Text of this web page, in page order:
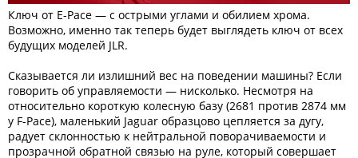
Ключ от E-Pace — с острыми углами и обилием хрома.
Возможно, именно так теперь будет выглядеть ключ от всех
будущих моделей JLR.
Сказывается ли излишний вес на поведении машины? Если
говорить об управляемости — нисколько. Несмотря на
относительно короткую колесную базу (2681 против 2874 мм
у F-Pace), маленький Jaguar образцово цепляется за дугу,
радует склонностью к нейтральной поворачиваемости и
прозрачной обратной связью на руле, который совершает